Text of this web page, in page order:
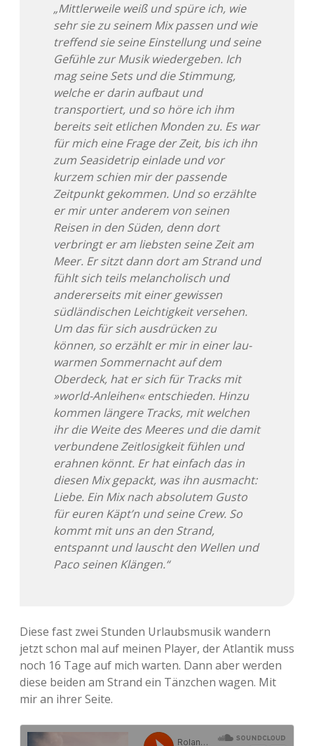
„Mittlerweile weiß und spüre ich, wie
sehr sie zu seinem Mix passen und wie
treffend sie seine Einstellung und seine
Gefühle zur Musik wiedergeben. Ich
mag seine Sets und die Stimmung,
welche er darin aufbaut und
transportiert, und so höre ich ihm
bereits seit etlichen Monden zu. Es war
für mich eine Frage der Zeit, bis ich ihn
zum Seasidetrip einlade und vor
kurzem schien mir der passende
Zeitpunkt gekommen. Und so erzählte
er mir unter anderem von seinen
Reisen in den Süden, denn dort
verbringt er am liebsten seine Zeit am
Meer. Er sitzt dann dort am Strand und
fühlt sich teils melancholisch und
andererseits mit einer gewissen
südländischen Leichtigkeit versehen.
Um das für sich ausdrücken zu
können, so erzählt er mir in einer lau-
warmen Sommernacht auf dem
Oberdeck, hat er sich für Tracks mit
»world-Anleihen« entschieden. Hinzu
kommen längere Tracks, mit welchen
ihr die Weite des Meeres und die damit
verbundene Zeitlosigkeit fühlen und
erahnen könnt. Er hat einfach das in
diesen Mix gepackt, was ihn ausmacht:
Liebe. Ein Mix nach absolutem Gusto
für euren Käpt’n und seine Crew. So
kommt mit uns an den Strand,
entspannt und lauscht den Wellen und
Paco seinen Klängen.“
Diese fast zwei Stunden Urlaubsmusik wandern
jetzt schon mal auf meinen Player, der Atlantik muss
noch 16 Tage auf mich warten. Dann aber werden
diese beiden am Strand ein Tänzchen wagen. Mit
mir an ihrer Seite.